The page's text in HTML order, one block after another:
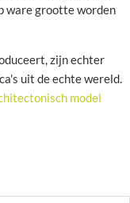
ware grootte worden
zijn echter
uit de echte wereld.
model